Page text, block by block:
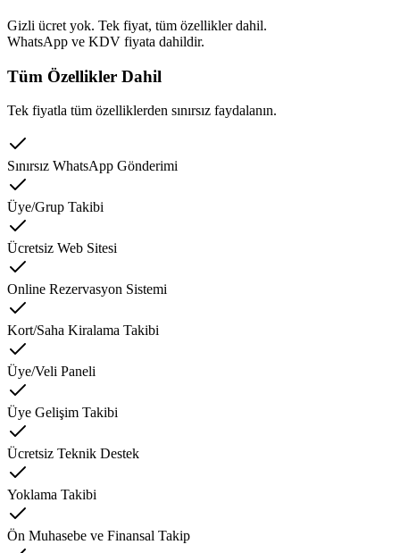
Gizli ücret yok. Tek fiyat, tüm özellikler dahil.
WhatsApp ve KDV fiyata dahildir.
Tüm Özellikler Dahil
Tek fiyatla tüm özelliklerden sınırsız faydalanın.
Sınırsız WhatsApp Gönderimi
Üye/Grup Takibi
Ücretsiz Web Sitesi
Online Rezervasyon Sistemi
Kort/Saha Kiralama Takibi
Üye/Veli Paneli
Üye Gelişim Takibi
Ücretsiz Teknik Destek
Yoklama Takibi
Ön Muhasebe ve Finansal Takip